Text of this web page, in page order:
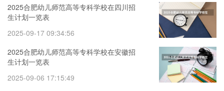
2025合肥幼儿师范高等专科学校在四川招
生计划一览表
2025-09-17 09:34:56
2025合肥幼儿师范高等专科学校在安徽招
生计划一览表
2025-09-06 17:15:49